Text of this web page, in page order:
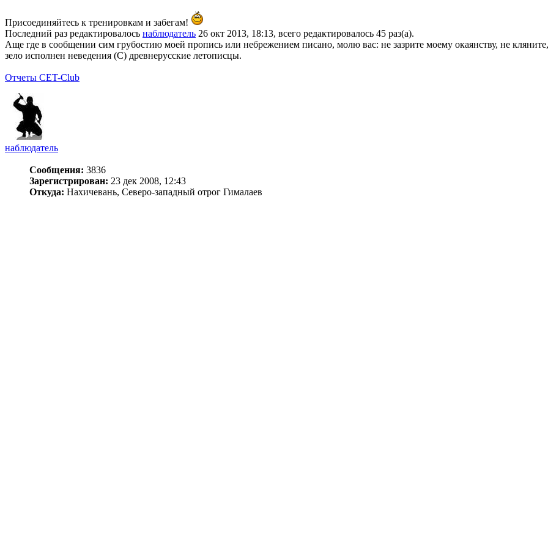
Присоединяйтесь к тренировкам и забегам!
Последний раз редактировалось наблюдатель 26 окт 2013, 18:13, всего редактировалось 45 раз(а).
Аще где в сообщении сим грубостию моей пропись или небрежением писано, молю вас: не зазрите моему окаянству, не
зело исполнен неведения (С) древнерусские летописцы.
Отчеты CET-Club
наблюдатель
Сообщения: 3836
Зарегистрирован: 23 дек 2008, 12:43
Откуда: Нахичевань, Северо-западный отрог Гималаев